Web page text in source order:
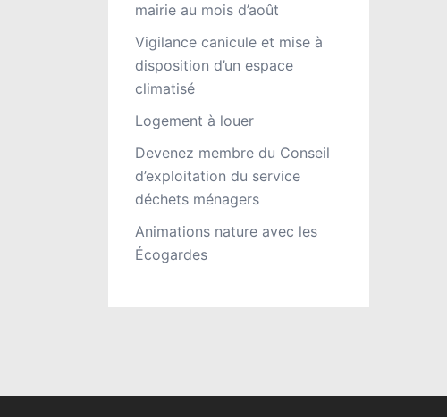
mairie au mois d’août
Vigilance canicule et mise à
disposition d’un espace
climatisé
Logement à louer
Devenez membre du Conseil
d’exploitation du service
déchets ménagers
Animations nature avec les
Écogardes